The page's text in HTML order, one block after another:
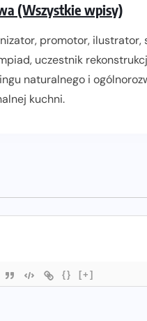
(Wszystkie wpisy)
promotor, ilustrator,
uczestnik
naturalnego i
kuchni.
{} [+]